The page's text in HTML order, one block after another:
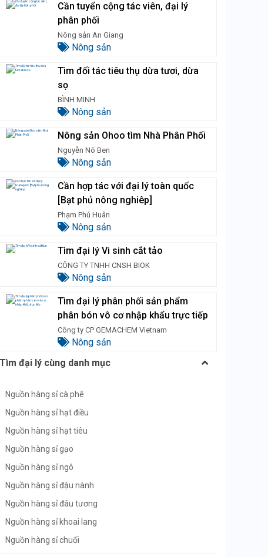
Cần tuyển cộng tác viên, đại lý
phân phối
Nông sản An Giang
Nông sản
Tìm đối tác tiêu thụ dừa tươi, dừa
sọ
BÌNH MINH
Nông sản
Nông sản Ohoo tìm Nhà Phân Phối
Nguyễn Nô Ben
Nông sản
Cần hợp tác với đại lý toàn quốc
[Bạt phủ nông nghiêp]
Phạm Phú Huân
Nông sản
Tìm đại lý Vi sinh cắt tảo
CÔNG TY TNHH CNSH BIOK
Nông sản
Tìm đại lý phân phối sản phẩm
phân bón vô cơ nhập khẩu trực tiếp
Công ty CP GEMACHEM Vietnam
Nông sản
Tìm đại lý cùng danh mục
Nguồn hàng sỉ cà phê
Nguồn hàng sỉ hạt điều
Nguồn hàng sỉ hạt tiêu
Nguồn hàng sỉ gạo
Nguồn hàng sỉ ngô
Nguồn hàng sỉ đậu nành
Nguồn hàng sỉ đâu tương
Nguồn hàng sỉ khoai lang
Nguồn hàng sỉ chuối